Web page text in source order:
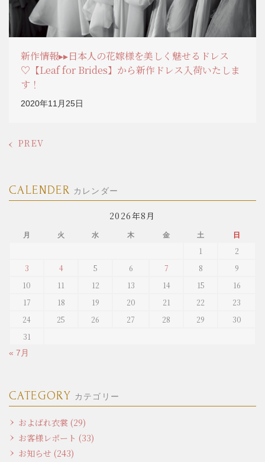
新作情報▸▸日本人の花嫁様を美しく魅せるドレス
♡【Leaf for Brides】から新作ドレス入荷いたしま
す！
2020年11月25日
PREV
CALENDER カレンダー
2026年8月
月 火 水 木 金 土 日
1
2
3
4 5 6 7 8
9
10
11 12 13 14 15
16
17
18 19 20 21 22
23
24
25 26 27 28 29
30
31
« 7月
CATEGORY カテゴリー
およばれ衣裳 (29)
お客様レポート (33)
お知らせ (243)